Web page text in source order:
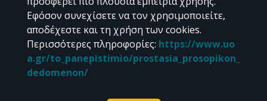
CC BY-NC 4.0
Εκτός αν αναφέρεται διαφορετικά, το υλικό της "Περγάμου" διατίθεται
Εφόσον συνεχίσετε να τον χρησιμοποιείτε,
αποδέχεστε και τη χρήση των cookies.
Περισσότερες πληροφορίες: https://www.uo
a.gr/to_panepistimio/prostasia_prosopikon_
dedomenon/